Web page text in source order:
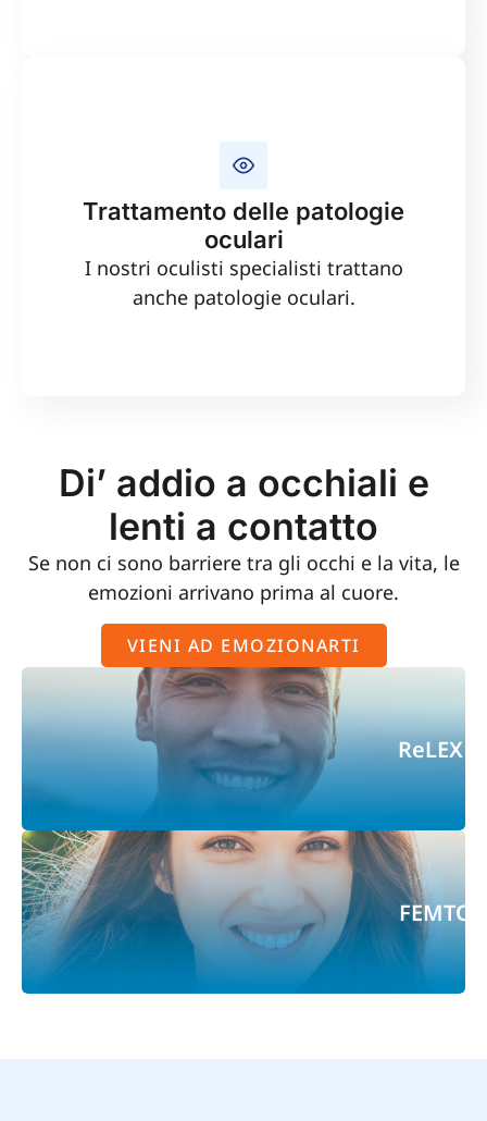
Trattamento delle patologie
oculari
I nostri oculisti specialisti trattano
anche patologie oculari.
ReLEX
Di’ addio a occhiali e
lenti a contatto
Se non ci sono barriere tra gli occhi e la vita, le
emozioni arrivano prima al cuore.
VIENI AD EMOZIONARTI